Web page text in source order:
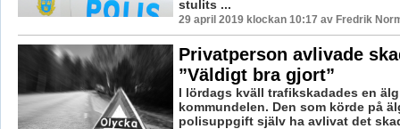
stulits ...
29 april 2019 klockan 10:17 av Fredrik
Privatperson avlivade
”Väldigt bra gjort”
I lördags kväll trafikskadades en
kommundelen. Den som körde på
polisuppgift själv ha avlivat det